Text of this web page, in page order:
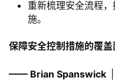
重新梳理安全流程
施。
保障安全控制措施的覆
—— Brian Spanswick